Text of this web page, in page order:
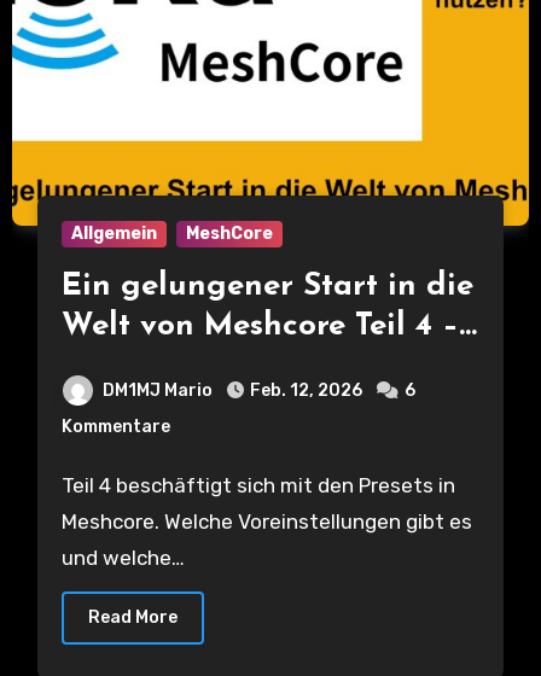
Allgemein MeshCore
Ein gelungener Start in die
Welt von Meshcore Teil 4 –
welche Presets gibt es und
werden?
DM1MJ Mario Feb. 12, 2026
6
Kommentare
Teil 4 beschäftigt sich mit den Presets in
Meshcore. Welche Voreinstellungen gibt es
und welche…
Read More